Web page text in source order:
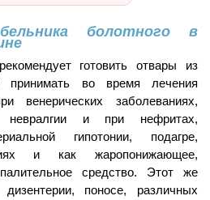
болотного в
готовить отвары из
принимать во время лечения
венерических заболеваниях,
и при нефритах,
гипотонии, подагре,
и как жаропонижающее,
средство. Этот же
поносе, различных